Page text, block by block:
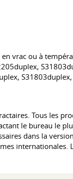
vrac ou à
Tous les
le bureau le
dans la
internationales.